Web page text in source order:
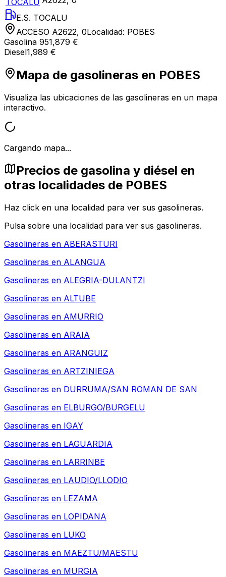
E.S. TOCALU
ACCESO A2622, 0Localidad: POBES
Gasolina 951,879 €
Diesel1,989 €
Mapa de gasolineras en POBES
Visualiza las ubicaciones de las gasolineras en un mapa
interactivo.
Cargando mapa...
Precios de gasolina y diésel en
otras localidades de POBES
Haz click en una localidad para ver sus gasolineras.
Pulsa sobre una localidad para ver sus gasolineras.
Gasolineras en ABERASTURI
Gasolineras en ALANGUA
Gasolineras en ALEGRIA-DULANTZI
Gasolineras en ALTUBE
Gasolineras en AMURRIO
Gasolineras en ARAIA
Gasolineras en ARANGUIZ
Gasolineras en ARTZINIEGA
Gasolineras en DURRUMA/SAN ROMAN DE SAN
Gasolineras en ELBURGO/BURGELU
Gasolineras en IGAY
Gasolineras en LAGUARDIA
Gasolineras en LARRINBE
Gasolineras en LAUDIO/LLODIO
Gasolineras en LEZAMA
Gasolineras en LOPIDANA
Gasolineras en LUKO
Gasolineras en MAEZTU/MAESTU
Gasolineras en MURGIA